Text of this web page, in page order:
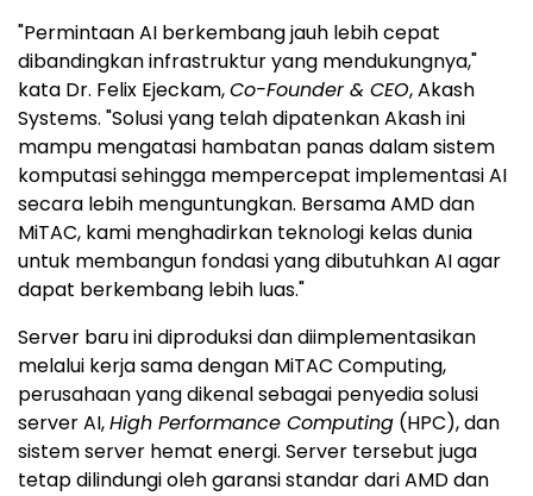
"Permintaan AI berkembang jauh lebih cepat
dibandingkan infrastruktur yang mendukungnya,"
kata Dr. Felix Ejeckam,Co-Founder & CEO, Akash
Systems. "Solusi yang telah dipatenkan Akash ini
mampu mengatasi hambatan panas dalam sistem
komputasi sehingga mempercepat implementasi AI
secara lebih menguntungkan. Bersama AMD dan
MiTAC, kami menghadirkan teknologi kelas dunia
untuk membangun fondasi yang dibutuhkan AI agar
dapat berkembang lebih luas."
Server baru ini diproduksi dan diimplementasikan
melalui kerja sama dengan MiTAC Computing,
perusahaan yang dikenal sebagai penyedia solusi
server AI,High Performance Computing (HPC), dan
sistem server hemat energi. Server tersebut juga
tetap dilindungi oleh garansi standar dari AMD dan